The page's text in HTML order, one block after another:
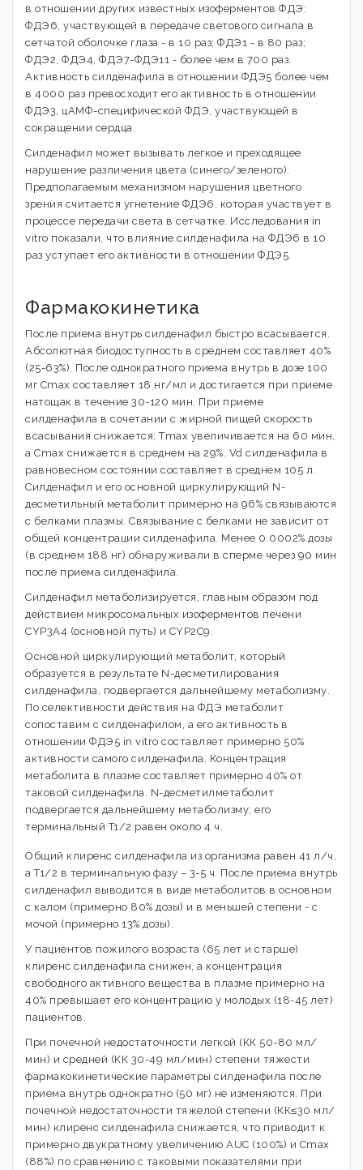
в отношении других известных изоферментов ФДЭ:
ФДЭ6, участвующей в передаче светового сигнала в
сетчатой оболочке глаза - в 10 раз; ФДЭ1 - в 80 раз;
ФДЭ2, ФДЭ4, ФДЭ7-ФДЭ11 - более чем в 700 раз.
Активность силденафила в отношении ФДЭ5 более чем
в 4000 раз превосходит его активность в отношении
ФДЭ3, цАМФ-специфической ФДЭ, участвующей в
сокращении сердца.
Силденафил может вызывать легкое и преходящее
нарушение различения цвета (синего/зеленого).
Предполагаемым механизмом нарушения цветного
зрения считается угнетение ФДЭ6, которая участвует в
процессе передачи света в сетчатке. Исследования in
vitro показали, что влияние силденафила на ФДЭ6 в 10
раз уступает его активности в отношении ФДЭ5.
Фармакокинетика
После приема внутрь силденафил быстро всасывается.
Абсолютная биодоступность в среднем составляет 40%
(25-63%). После однократного приема внутрь в дозе 100
мг Cmax составляет 18 нг/мл и достигается при приеме
натощак в течение 30-120 мин. При приеме
силденафила в сочетании с жирной пищей скорость
всасывания снижается; Тmax увеличивается на 60 мин,
а Cmax снижается в среднем на 29%. Vd силденафила в
равновесном состоянии составляет в среднем 105 л.
Силденафил и его основной циркулирующий N-
десметильный метаболит примерно на 96% связываются
с белками плазмы. Связывание с белками не зависит от
общей концентрации силденафила. Менее 0.0002% дозы
(в среднем 188 нг) обнаруживали в сперме через 90 мин
после приема силденафила.
Силденафил метаболизируется, главным образом под
действием микросомальных изоферментов печени
CYP3A4 (основной путь) и CYP2C9.
Основной циркулирующий метаболит, который
образуется в результате N-десметилирования
силденафила, подвергается дальнейшему метаболизму.
По селективности действия на ФДЭ метаболит
сопоставим с силденафилом, а его активность в
отношении ФДЭ5 in vitro составляет примерно 50%
активности самого силденафила. Концентрация
метаболита в плазме составляет примерно 40% от
таковой силденафила. N-десметилметаболит
подвергается дальнейшему метаболизму; его
терминальный T1/2 равен около 4 ч.
Общий клиренс силденафила из организма равен 41 л/ч,
а T1/2 в терминальную фазу – 3-5 ч. После приема внутрь
силденафил выводится в виде метаболитов в основном
с калом (примерно 80% дозы) и в меньшей степени - с
мочой (примерно 13% дозы).
У пациентов пожилого возраста (65 лет и старше)
клиренс силденафила снижен, а концентрация
свободного активного вещества в плазме примерно на
40% превышает его концентрацию у молодых (18-45 лет)
пациентов.
При почечной недостаточности легкой (КК 50-80 мл/
мин) и средней (КК 30-49 мл/мин) степени тяжести
фармакокинетические параметры силденафила после
приема внутрь однократно (50 мг) не изменяются. При
почечной недостаточности тяжелой степени (КК≤30 мл/
мин) клиренс силденафила снижается, что приводит к
примерно двукратному увеличению AUC (100%) и Cmax
(88%) по сравнению с таковыми показателями при